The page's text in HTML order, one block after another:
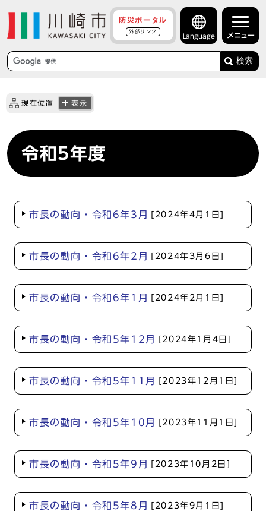
防災ポータル
外部リンク
Language メニュー
検索
現在位置 表示
令和5年度
市長の動向・令和6年3月 [2024年4月1日]
市長の動向・令和6年2月 [2024年3月6日]
市長の動向・令和6年1月 [2024年2月1日]
市長の動向・令和5年12月 [2024年1月4日]
市長の動向・令和5年11月 [2023年12月1日]
市長の動向・令和5年10月 [2023年11月1日]
市長の動向・令和5年9月 [2023年10月2日]
市長の動向・令和5年8月 [2023年9月1日]